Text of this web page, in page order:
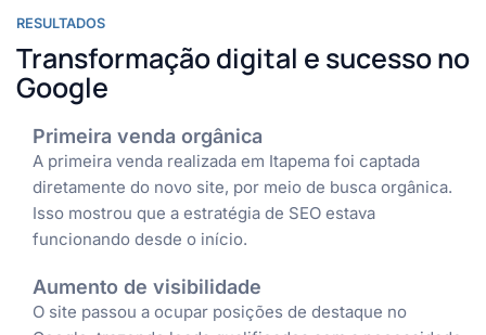
RESULTADOS
Transformação digital e sucesso no
Google​
Primeira venda orgânica​
A primeira venda realizada em Itapema foi captada
diretamente do novo site, por meio de busca orgânica.
Isso mostrou que a estratégia de SEO estava
funcionando desde o início.
Aumento de visibilidade​
O site passou a ocupar posições de destaque no